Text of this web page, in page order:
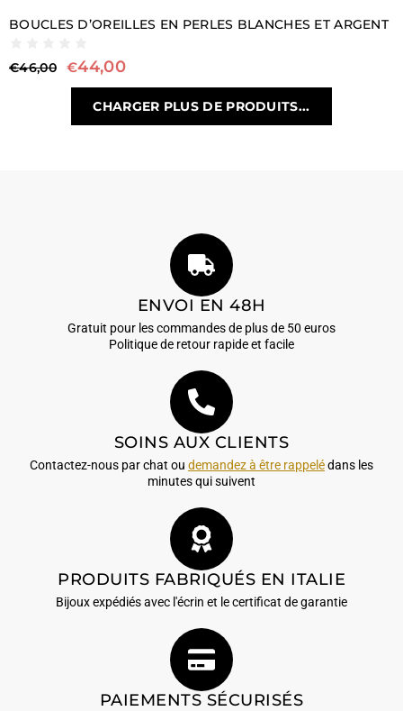
BOUCLES D’OREILLES EN PERLES BLANCHES ET ARGENT
€46,00 €44,00
CHARGER PLUS DE PRODUITS...
ENVOI EN 48H
Gratuit pour les commandes de plus de 50 euros
Politique de retour rapide et facile
SOINS AUX CLIENTS
Contactez-nous par chat ou demandez à être rappelédans les
minutes qui suivent
PRODUITS FABRIQUÉS EN ITALIE
Bijoux expédiés avec l'écrin et le certificat de garantie
PAIEMENTS SÉCURISÉS